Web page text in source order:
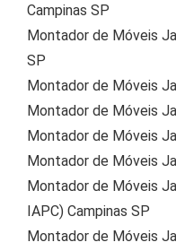
Campinas SP
Montador de Móveis
SP
Montador de Móveis
Montador de Móveis
Montador de Móveis
Montador de Móveis
Montador de Móveis
IAPC) Campinas SP
Montador de Móveis